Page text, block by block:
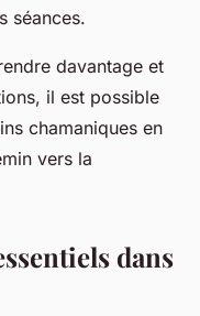
séances.
davantage et
il est possible
chamaniques en
vers la
dans